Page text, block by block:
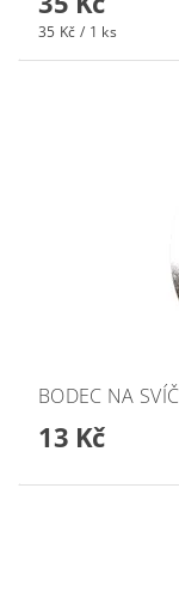
35 Kč / 1 ks
BODEC NA
13 Kč